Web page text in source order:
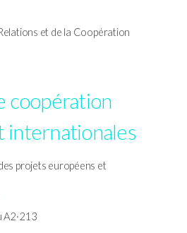
et de la Coopération
coopération
internationales
projets européens et